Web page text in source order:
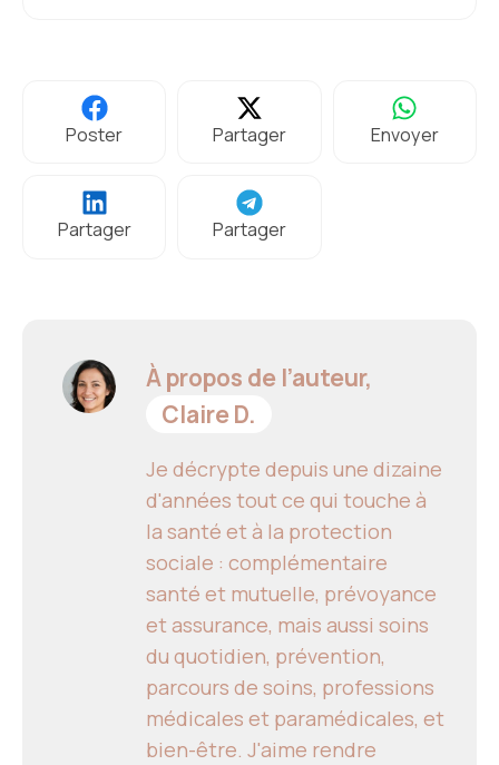
Poster Partager Envoyer
Partager Partager
À propos de l’auteur,
Claire D.
Je décrypte depuis une dizaine
d'années tout ce qui touche à
la santé et à la protection
sociale : complémentaire
santé et mutuelle, prévoyance
et assurance, mais aussi soins
du quotidien, prévention,
parcours de soins, professions
médicales et paramédicales, et
bien-être. J'aime rendre